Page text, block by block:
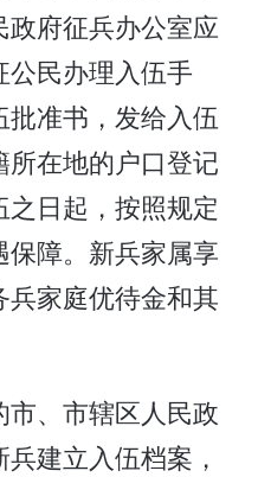
府征兵办公室应
公民办理入伍手
准书，发给入伍
在地的户口登记
日起，按照规定
障。新兵家属享
家庭优待金和其
、市辖区人民政
建立入伍档案，